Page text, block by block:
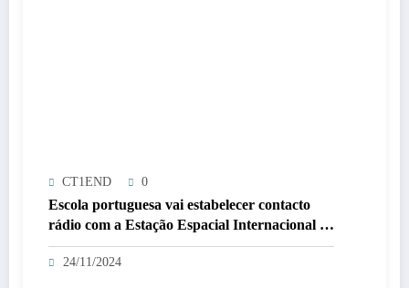
CT1END 0
Escola portuguesa vai estabelecer contacto
rádio com a Estação Espacial Internacional –
ISS => 26/11/2024
24/11/2024